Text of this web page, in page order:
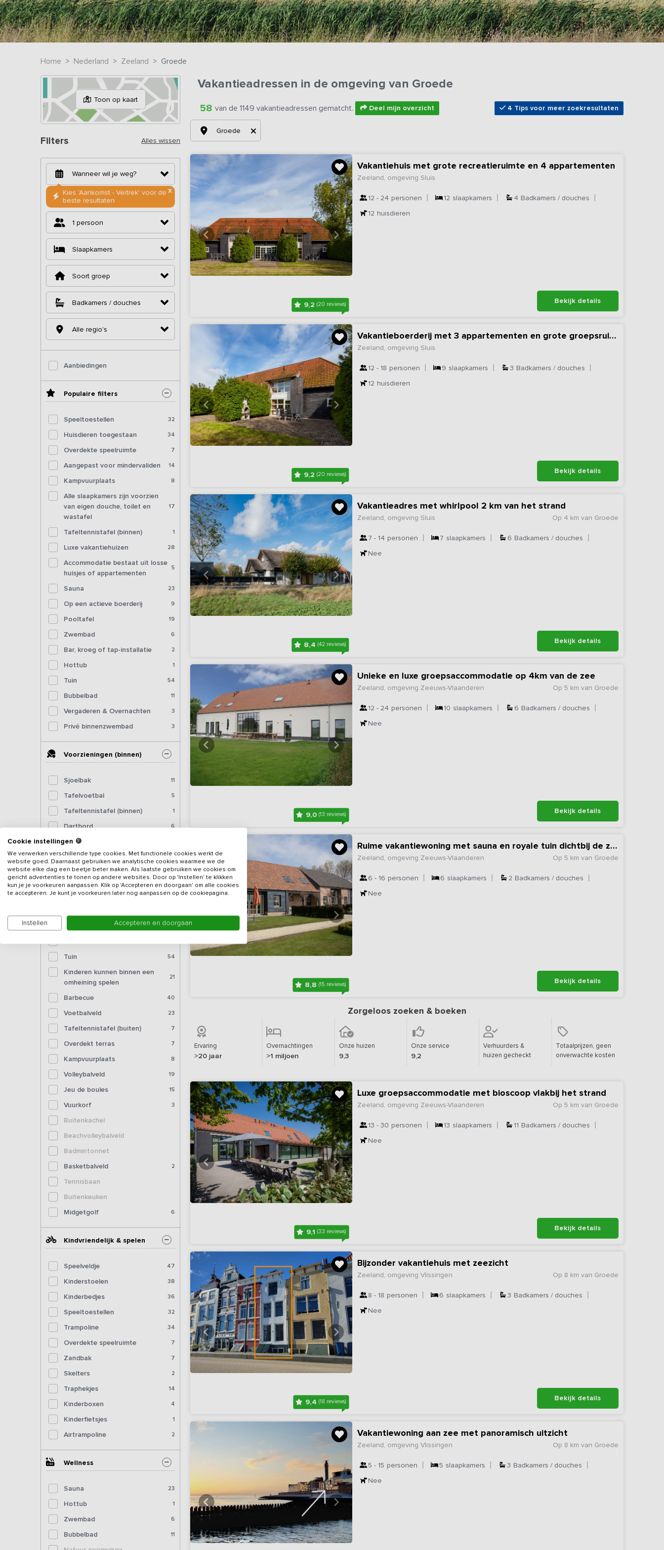
Home Nederland Zeeland Groede
Toon op kaart
Filters Alles wissen
X
Kies 'Aankomst - Vertrek' voor de
beste resultaten
1 persoon
Slaapkamers
Soort groep
Badkamers / douches
Alle regio's
Aanbiedingen
Populaire filters
Speeltoestellen 32
Huisdieren toegestaan 34
Overdekte speelruimte 7
Aangepast voor mindervaliden 14
Kampvuurplaats 8
Alle slaapkamers zijn voorzien
van eigen douche, toilet en
wastafel
17
Tafeltennistafel (binnen) 1
Luxe vakantiehuizen 28
Accommodatie bestaat uit losse
huisjes of appartementen
5
Sauna 23
Op een actieve boerderij 9
Pooltafel 19
Zwembad 6
Bar, kroeg of tap-installatie 2
Hottub 1
Tuin 54
Bubbelbad 11
Vergaderen & Overnachten 3
Privé binnenzwembad 3
Voorzieningen (binnen)
Sjoelbak 11
Tafelvoetbal 5
Tafeltennistafel (binnen) 1
Dartbord 6
Pooltafel
Biljart 3
Fitnessapparatuur
Bioscoop
3
Voorzieningen (buiten)
Tuin 54
Kinderen kunnen binnen een
omheining spelen
21
Barbecue 40
Voetbalveld 23
Tafeltennistafel (buiten) 7
Overdekt terras 7
Kampvuurplaats 8
Volleybalveld 19
Jeu de boules 15
Vuurkorf 3
Buitenkachel
Beachvolleybalveld
Badmintonnet
Basketbalveld
2
Tennisbaan
Buitenkeuken
Midgetgolf
6
Kindvriendelijk & spelen
Speelveldje 47
Kinderstoelen 38
Kinderbedjes 36
Speeltoestellen 32
Trampoline 34
Overdekte speelruimte 7
Zandbak 7
Skelters 2
Traphekjes 14
Kinderboxen 4
Kinderfietsjes 1
Airtrampoline 2
Wellness
Sauna 23
Hottub 1
Zwembad 6
Bubbelbad 11
Vakantieadressen in de omgeving van Groede
58 van de 1149 vakantieadressen gematcht. Deel mijn overzicht 4 Tips voor meer zoekresultaten
Groede
9,2(20 reviews)
Vakantiehuis met grote recreatieruimte en 4 appartementen
Zeeland, omgeving Sluis
12 - 24 personen 12 slaapkamers 4 Badkamers / douches
12 huisdieren
Bekijk details
9,2(20 reviews)
Vakantieboerderij met 3 appartementen en grote groepsruimte
Zeeland, omgeving Sluis
12 - 18 personen 9 slaapkamers 3 Badkamers / douches
12 huisdieren
Bekijk details
8,4(42 reviews)
Vakantieadres met whirlpool 2 km van het strand
Op 4 km van Groede
Zeeland, omgeving Sluis
7 - 14 personen 7 slaapkamers 6 Badkamers / douches
Nee
Bekijk details
9,0(13 reviews)
Unieke en luxe groepsaccommodatie op 4km van de zee
Op 5 km van Groede
Zeeland, omgeving Zeeuws-Vlaanderen
12 - 24 personen 10 slaapkamers 6 Badkamers / douches
Nee
Bekijk details
8,8(15 reviews)
Ruime vakantiewoning met sauna en royale tuin dichtbij de zee
Op 5 km van Groede
Zeeland, omgeving Zeeuws-Vlaanderen
6 - 16 personen 6 slaapkamers 2 Badkamers / douches
Nee
Bekijk details
Zorgeloos zoeken & boeken
Ervaring
>20 jaar
Overnachtingen
>1 miljoen
Onze huizen
9,3
Onze service
9,2
Verhuurders &
huizen gecheckt
Totaalprijzen, geen
onverwachte kosten
9,1(33 reviews)
Luxe groepsaccommodatie met bioscoop vlakbij het strand
Op 5 km van Groede
Zeeland, omgeving Zeeuws-Vlaanderen
13 - 30 personen 13 slaapkamers 11 Badkamers / douches
Nee
Bekijk details
9,4(18 reviews)
Bijzonder vakantiehuis met zeezicht
Op 8 km van Groede
Zeeland, omgeving Vlissingen
8 - 18 personen 6 slaapkamers 3 Badkamers / douches
Nee
Bekijk details
Vakantiewoning aan zee met panoramisch uitzicht
Op 8 km van Groede
Zeeland, omgeving Vlissingen
5 - 15 personen 5 slaapkamers 3 Badkamers / douches
Nee
Cookie instellingen 🍪
We verwerken verschillende type cookies. Met functionele cookies werkt de
website goed. Daarnaast gebruiken we analytische cookies waarmee we de
website elke dag een beetje beter maken. Als laatste gebruiken we cookies om
gericht advertenties te tonen op andere websites. Door op 'Instellen' te klikken
kun je je voorkeuren aanpassen. Klik op 'Accepteren en doorgaan' om alle cookies
te accepteren. Je kunt je voorkeuren later nog aanpassen op de cookiepagina.
Instellen Accepteren en doorgaan